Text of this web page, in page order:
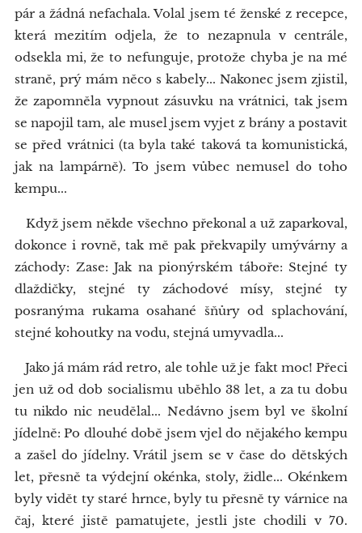
pár a žádná nefachala. Volal jsem té ženské z recepce,
která mezitím odjela, že to nezapnula v centrále,
odsekla mi, že to nefunguje, protože chyba je na mé
straně, prý mám něco s kabely... Nakonec jsem zjistil,
že zapomněla vypnout zásuvku na vrátnici, tak jsem
se napojil tam, ale musel jsem vyjet z brány a postavit
se před vrátnici (ta byla také taková ta komunistická,
jak na lampárně). To jsem vůbec nemusel do toho
kempu...
Když jsem někde všechno překonal a už zaparkoval,
dokonce i rovně, tak mě pak překvapily umývárny a
záchody: Zase: Jak na pionýrském táboře: Stejné ty
dlaždičky, stejné ty záchodové mísy, stejné ty
posranýma rukama osahané šňůry od splachování,
stejné kohoutky na vodu, stejná umyvadla...
Jako já mám rád retro, ale tohle už je fakt moc! Přeci
jen už od dob socialismu uběhlo 38 let, a za tu dobu
tu nikdo nic neudělal... Nedávno jsem byl ve školní
jídelně: Po dlouhé době jsem vjel do nějakého kempu
a zašel do jídelny. Vrátil jsem se v čase do dětských
let, přesně ta výdejní okénka, stoly, židle... Okénkem
byly vidět ty staré hrnce, byly tu přesně ty várnice na
čaj, které jistě pamatujete, jestli jste chodili v 70.